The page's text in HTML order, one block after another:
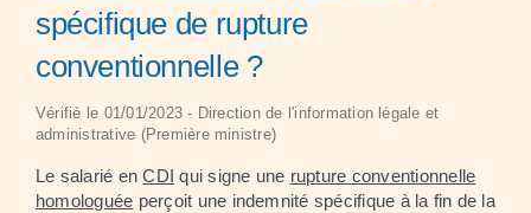
spécifique de rupture
conventionnelle ?
Vérifié le 01/01/2023 - Direction de l'information légale et
administrative (Première ministre)
Le salarié enCDI qui signe une rupture conventionnelle
homologuée perçoit une indemnité spécifique à la fin de la